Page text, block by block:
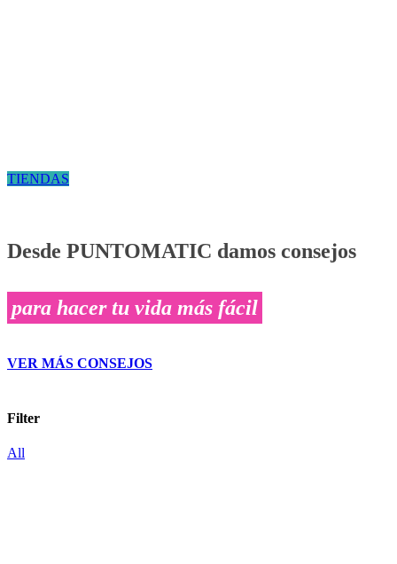
TIENDAS
Desde PUNTOMATIC damos consejos
para hacer tu vida más fácil
VER MÁS CONSEJOS
Filter
All